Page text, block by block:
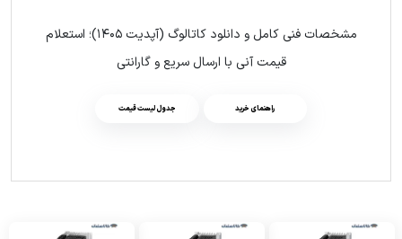
مشخصات فنی کامل و دانلود کاتالوگ (آپدیت ۱۴۰۵)؛ استعلام
قیمت آنی با ارسال سریع و گارانتی
راهنمای خرید جدول لیست قیمت